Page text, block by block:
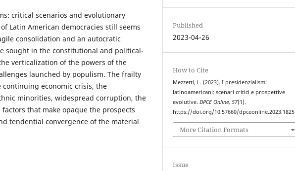
critical scenarios and evolutionary
Latin American democracies still seems
consolidation and an autocratic
sought in the constitutional and political-
verticalization of the powers of the
launched by populism. The frailty
economic crisis, the
minorities, widespread corruption, the
that make opaque the prospects
tendential convergence of the material
Published
2023-04-26
How to Cite
Mezzetti, L. (2023). I presidenzialismi
latinoamericani: scenari critici e prospettive
evolutive.DPCE Online,57(1).
https://doi.org/10.57660/dpceonline.2023.1825
More Citation Formats
Issue